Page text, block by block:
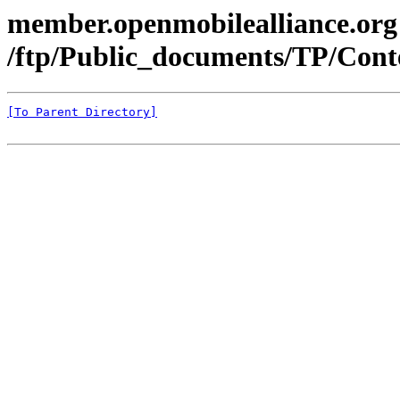
/ftp/Public_documents/TP/
[To Parent Directory]